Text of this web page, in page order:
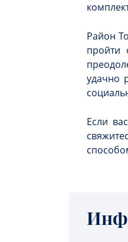
Район
пройти
удачно
Если